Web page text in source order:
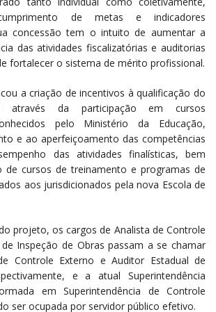
de metas e indicadores
concessão tem o intuito de aumentar a
das atividades fiscalizatórias e auditorias
fortalecer o sistema de mérito profissional.
a criação de incentivos à qualificação do
através da participação em cursos
pelo Ministério da Educação,
e ao aperfeiçoamento das competências
das atividades finalísticas, bem
cursos de treinamento e programas de
aos jurisdicionados pela nova Escola de
projeto, os cargos de Analista de Controle
Inspeção de Obras passam a se chamar
Controle Externo e Auditor Estadual de
e a atual Superintendência
em Superintendência de Controle
ser ocupada por servidor público efetivo.